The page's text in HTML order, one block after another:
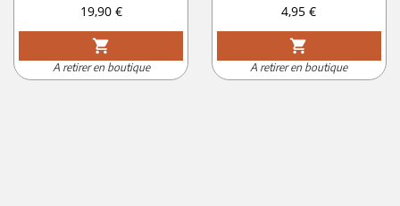
Prix
19,90 €
shopping_cart
A retirer en boutique
Prix
4,95 €
shopping_cart
A retirer en boutique